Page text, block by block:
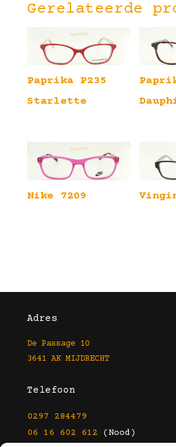
Gerelateerde
Paprika P235
Starlette
Nike 7209
Adres
De Passage 10
3641 AK MIJDRECHT
Telefoon
0297 284479
06 16 602 612 (Nood)